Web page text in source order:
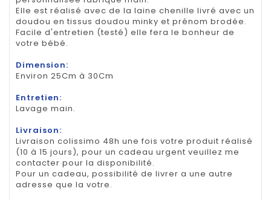
Elle est réalisé avec de la laine chenille livré avec un
doudou en tissus doudou minky et prénom brodée.
Facile d'entretien (testé) elle fera le bonheur de
votre bébé.
Dimension:
Environ 25Cm à 30Cm
Entretien:
Lavage main.
Livraison:
Livraison colissimo 48h une fois votre produit réalisé
(10 à 15 jours), pour un cadeau urgent veuillez me
contacter pour la disponibilité.
Pour un cadeau, possibilité de livrer a une autre
adresse que la votre.